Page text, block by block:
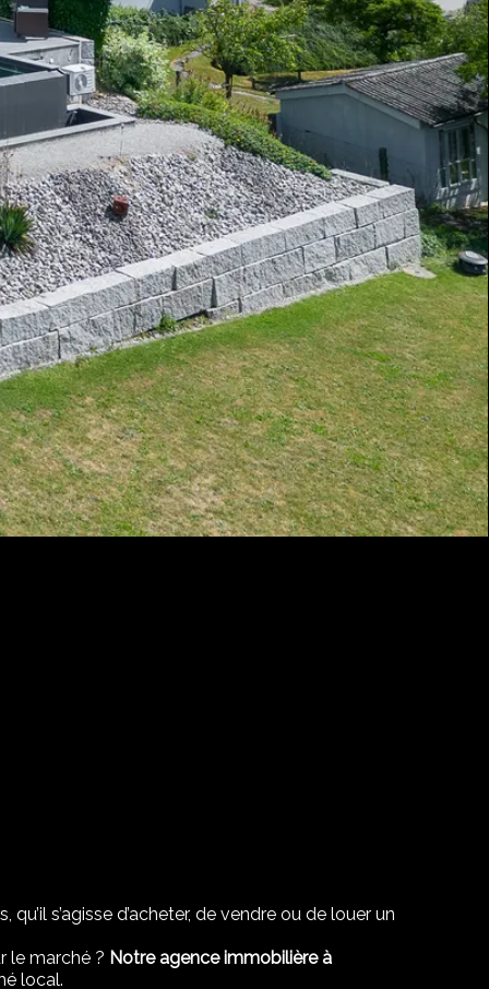
s’agisse d’acheter, de vendre ou de louer un
le marché ? Notre agence immobilière à
local.